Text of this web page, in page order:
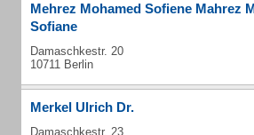
Mehrez Mohamed Sofiene Mahrez
Sofiane
Damaschkestr. 20
10711 Berlin
Merkel Ulrich Dr.
Damaschkestr. 23